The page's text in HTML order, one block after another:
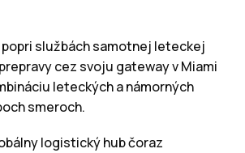
popri službách samotnej leteckej
cez svoju gateway v Miami
leteckých a námorných
smeroch.
logistický hub čoraz